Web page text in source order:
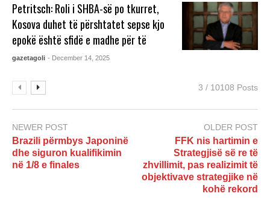
Petritsch: Roli i SHBA-së po tkurret,
Kosova duhet të përshtatet sepse kjo
epokë është sfidë e madhe për të
gazetagoli - December 14, 2025
3 / 10108 Posts
NEWER POST
Brazili përmbys Japoninë
dhe siguron kualifikimin
në 1/8 e finales
OLDER POST
FFK nis hartimin e
Strategjisë së re të
zhvillimit, pas realizimit të
objektivave strategjike në
kohë rekord